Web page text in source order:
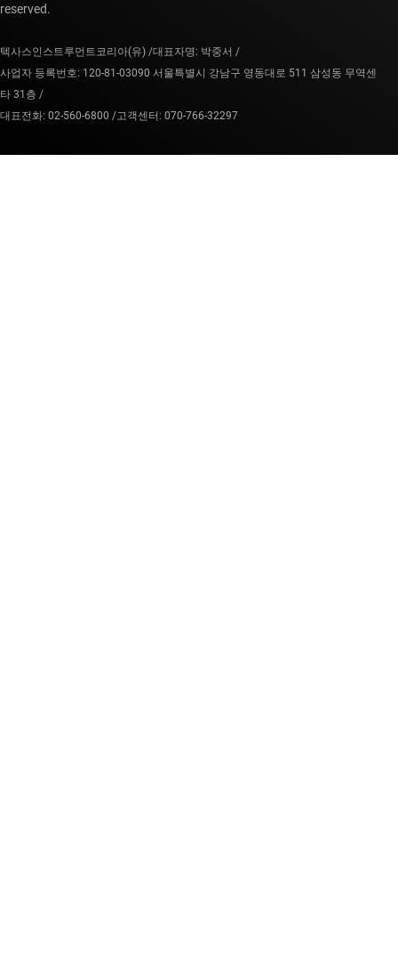
reserved.
텍사스인스트루먼트코리아(유) /대표자명: 박중서 /
사업자 등록번호: 120-81-03090 서울특별시 강남구 영동대로 511 삼성동 무역센
타 31층 /
대표전화: 02-560-6800 /고객센터: 070-766-32297